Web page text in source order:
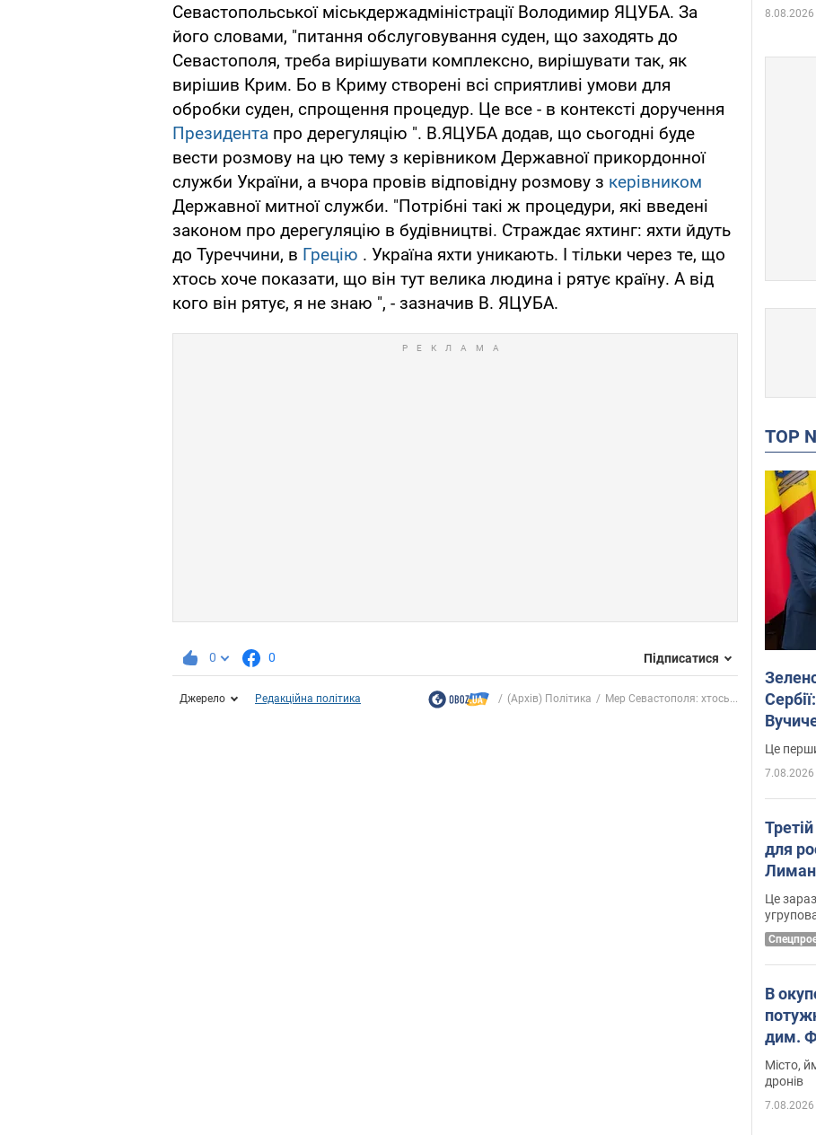
Севастопольської міськдержадміністрації Володимир ЯЦУБА. За
його словами, "питання обслуговування суден, що заходять до
Севастополя, треба вирішувати комплексно, вирішувати так, як
вирішив Крим. Бо в Криму створені всі сприятливі умови для
обробки суден, спрощення процедур. Це все - в контексті доручення
Президента про дерегуляцію ". В.ЯЦУБА додав, що сьогодні буде
вести розмову на цю тему з керівником Державної прикордонної
служби України, а вчора провів відповідну розмову з керівником
Державної митної служби. "Потрібні такі ж процедури, які введені
законом про дерегуляцію в будівництві. Страждає яхтинг: яхти йдуть
до Туреччини, в Грецію . Україна яхти уникають. І тільки через те, що
хтось хоче показати, що він тут велика людина і рятує країну. А від
кого він рятує, я не знаю ", - зазначив В. ЯЦУБА.
0 0 Підписатися
Джерело Редакційна політика (Архів) Політика Мер Севастополя: хтось...
8.08.2026
TOP
7.08.2026
для
Це
В
дим.
Місто,
дронів
7.08.2026